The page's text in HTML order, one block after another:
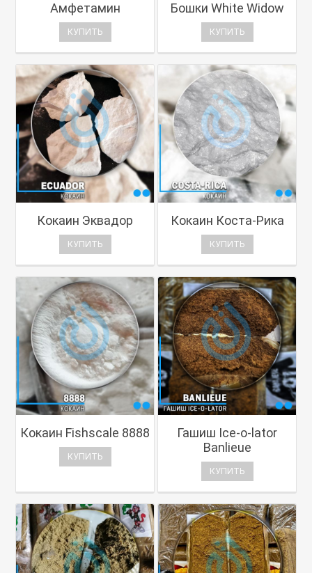
Амфетамин
КУПИТЬ
Бошки White Widow
КУПИТЬ
Кокаин Эквадор
КУПИТЬ
Кокаин Коста-Рика
КУПИТЬ
Кокаин Fishscale 8888
КУПИТЬ
Гашиш Ice-o-lator
Banlieue
КУПИТЬ